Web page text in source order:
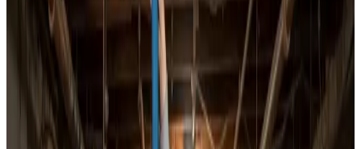
Ventilationsfirma i Rønnede
Har du brug for hjælp til ventilation i Rønnede? Vi rykker
hurtigt ud, arbejder med alle anlægstyper og
dokumenterer opgaven, så du ved præcis hvad der er